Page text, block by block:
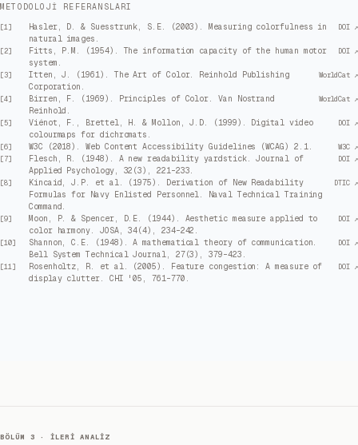
METODOLOJI REFERANSLARI
[1]
Hasler, D. & Suesstrunk, S.E. (2003). Measuring colorfulness in
natural images.
DOI ↗
[2]
Fitts, P.M. (1954). The information capacity of the human motor
system.
DOI ↗
[3]
Itten, J. (1961). The Art of Color. Reinhold Publishing
Corporation.
WorldCat ↗
[4]
Birren, F. (1969). Principles of Color. Van Nostrand
Reinhold.
WorldCat ↗
[5]
Viénot, F., Brettel, H. & Mollon, J.D. (1999). Digital video
colourmaps for dichromats.
DOI ↗
[6] W3C (2018). Web Content Accessibility Guidelines (WCAG) 2.1.
W3C ↗
[7]
Flesch, R. (1948). A new readability yardstick. Journal of
Applied Psychology, 32(3), 221–233.
DOI ↗
[8]
Kincaid, J.P. et al. (1975). Derivation of New Readability
Formulas for Navy Enlisted Personnel. Naval Technical Training
Command.
DTIC ↗
[9]
Moon, P. & Spencer, D.E. (1944). Aesthetic measure applied to
color harmony. JOSA, 34(4), 234–242.
DOI ↗
[10]
Shannon, C.E. (1948). A mathematical theory of communication.
Bell System Technical Journal, 27(3), 379–423.
DOI ↗
[11]
Rosenholtz, R. et al. (2005). Feature congestion: A measure of
display clutter. CHI '05, 761–770.
DOI ↗
BÖLÜM 3 · İLERI ANALIZ